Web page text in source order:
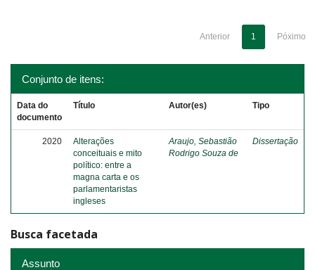
Anterior 1 Póximo
Conjunto de itens:
Data do
documento
Título Autor(es) Tipo
2020
Alterações
conceituais e mito
político: entre a
magna carta e os
parlamentaristas
ingleses
Araujo, Sebastião
Rodrigo Souza de
Dissertação
Busca facetada
Assunto